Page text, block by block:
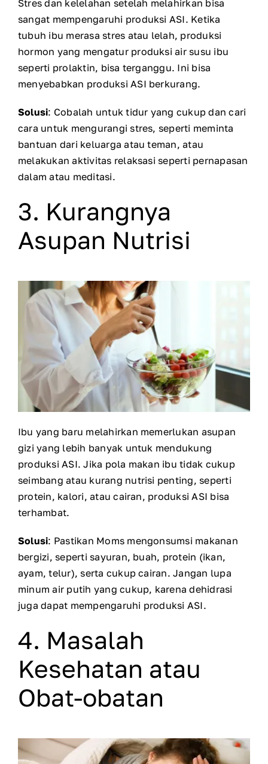
Stres dan kelelahan setelah melahirkan bisa
sangat mempengaruhi produksi ASI. Ketika
tubuh ibu merasa stres atau lelah, produksi
hormon yang mengatur produksi air susu ibu
seperti prolaktin, bisa terganggu. Ini bisa
menyebabkan produksi ASI berkurang.
Solusi: Cobalah untuk tidur yang cukup dan cari
cara untuk mengurangi stres, seperti meminta
bantuan dari keluarga atau teman, atau
melakukan aktivitas relaksasi seperti pernapasan
dalam atau meditasi.
3. Kurangnya
Asupan Nutrisi
Ibu yang baru melahirkan memerlukan asupan
gizi yang lebih banyak untuk mendukung
produksi ASI. Jika pola makan ibu tidak cukup
seimbang atau kurang nutrisi penting, seperti
protein, kalori, atau cairan, produksi ASI bisa
terhambat.
Solusi: Pastikan Moms mengonsumsi makanan
bergizi, seperti sayuran, buah, protein (ikan,
ayam, telur), serta cukup cairan. Jangan lupa
minum air putih yang cukup, karena dehidrasi
juga dapat mempengaruhi produksi ASI.
4. Masalah
Kesehatan atau
Obat-obatan